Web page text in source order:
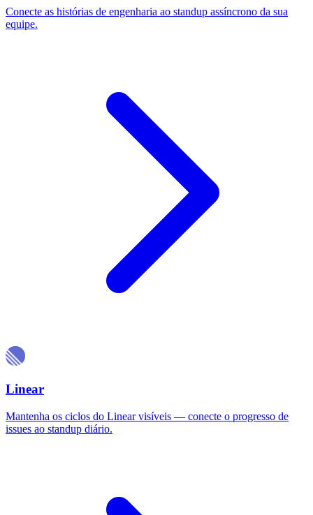
Conecte as histórias de engenharia ao standup assíncrono da sua
equipe.
Linear
Mantenha os ciclos do Linear visíveis — conecte o progresso de
issues ao standup diário.